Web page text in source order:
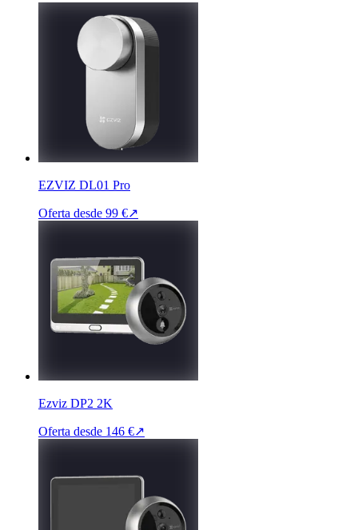
EZVIZ DL01 Pro
Oferta desde 99 €↗
Ezviz DP2 2K
Oferta desde 146 €↗